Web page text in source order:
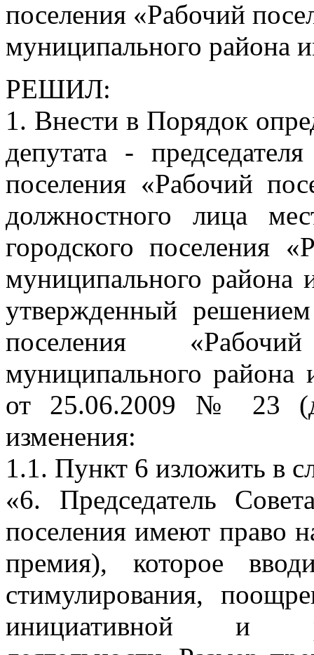
поселения «Рабочий
муниципального района
РЕШИЛ:
1. Внести в Порядок
депутата -
поселения «Рабочий
должностного лица
городского поселения
муниципального района
утвержденный решением
поселения
муниципального района
от 25.06.2009 № 23
изменения:
1.1. Пункт 6 изложить в
«6. Председатель
поселения имеют право
премия), которое
стимулирования,
инициативной и